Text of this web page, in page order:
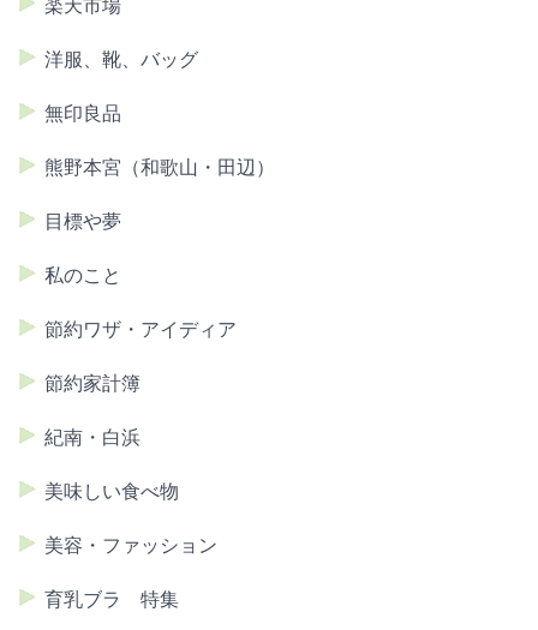
楽天市場
洋服、靴、バッグ
無印良品
熊野本宮（和歌山・田辺）
目標や夢
私のこと
節約ワザ・アイディア
節約家計簿
紀南・白浜
美味しい食べ物
美容・ファッション
育乳ブラ 特集